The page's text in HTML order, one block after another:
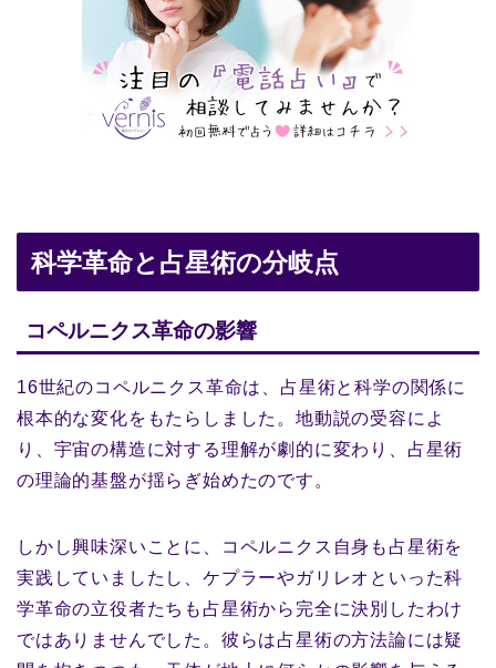
科学革命と占星術の分岐点
コペルニクス革命の影響
16世紀のコペルニクス革命は、占星術と科学の関係に
根本的な変化をもたらしました。地動説の受容によ
り、宇宙の構造に対する理解が劇的に変わり、占星術
の理論的基盤が揺らぎ始めたのです。
しかし興味深いことに、コペルニクス自身も占星術を
実践していましたし、ケプラーやガリレオといった科
学革命の立役者たちも占星術から完全に決別したわけ
ではありませんでした。彼らは占星術の方法論には疑